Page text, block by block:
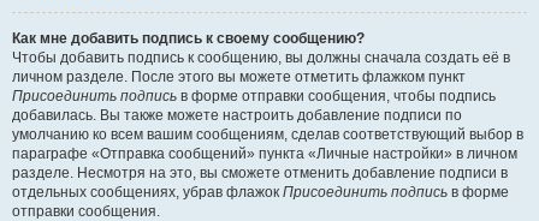
Как мне добавить подпись к своему сообщению?
Чтобы добавить подпись к сообщению, вы должны сначала создать её в
личном разделе. После этого вы можете отметить флажком пункт
Присоединить подпись в форме отправки сообщения, чтобы подпись
добавилась. Вы также можете настроить добавление подписи по
умолчанию ко всем вашим сообщениям, сделав соответствующий выбор в
параграфе «Отправка сообщений» пункта «Личные настройки» в личном
разделе. Несмотря на это, вы сможете отменить добавление подписи в
отдельных сообщениях, убрав флажок Присоединить подпись в форме
отправки сообщения.